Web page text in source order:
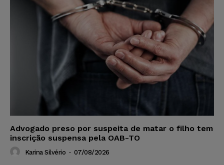
Advogado preso por suspeita de matar o filho tem
inscrição suspensa pela OAB-TO
Karina Silvério - 07/08/2026